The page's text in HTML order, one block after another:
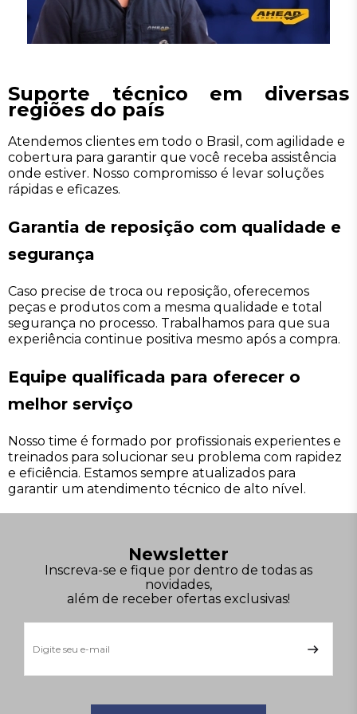
Suporte técnico em diversas
regiões do país
Atendemos clientes em todo o Brasil, com agilidade e
cobertura para garantir que você receba assistência
onde estiver. Nosso compromisso é levar soluções
rápidas e eficazes.
Garantia de reposição com qualidade e
segurança
Caso precise de troca ou reposição, oferecemos
peças e produtos com a mesma qualidade e total
segurança no processo. Trabalhamos para que sua
experiência continue positiva mesmo após a compra.
Equipe qualificada para oferecer o
melhor serviço
Nosso time é formado por profissionais experientes e
treinados para solucionar seu problema com rapidez
e eficiência. Estamos sempre atualizados para
garantir um atendimento técnico de alto nível.
Newsletter
Inscreva-se e fique por dentro de todas as
novidades,
além de receber ofertas exclusivas!